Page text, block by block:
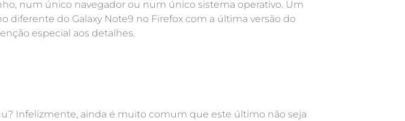
num único navegador ou num único sistema operativo. Um
diferente do Galaxy Note9 no Firefox com a última versão do
especial aos detalhes.
Infelizmente, ainda é muito comum que este último não seja